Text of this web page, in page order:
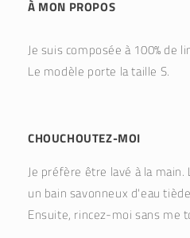
À MON PROPOS
Je suis composée à 100% de
Le modèle porte la taille S.
CHOUCHOUTEZ-MOI
Je préfère être lavé à la
un bain savonneux d'eau
Ensuite, rincez-moi sans me